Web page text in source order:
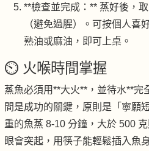
**檢查並完成：** 蒸好後，
（避免過腥）。可按個人喜
熟油或麻油，即可上桌。
⏲️ 火喉時間掌握
蒸魚必須用**大火**，並待水**完
間是成功的關鍵，原則是「寧願
重的魚蒸 8-10 分鐘，大於 500
眼會突起，用筷子能輕鬆插入魚